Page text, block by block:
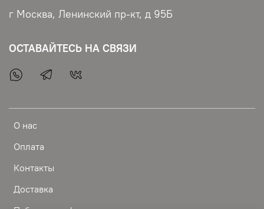
О нас
Оплата
Контакты
Доставка
г Москва, Ленинский пр-кт, д 95Б
ОСТАВАЙТЕСЬ НА СВЯЗИ